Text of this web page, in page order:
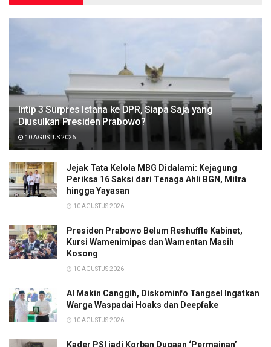
Intip 3 Surpres Istana ke DPR, Siapa Saja yang
Diusulkan Presiden Prabowo?
10 AGUSTUS 2026
Jejak Tata Kelola MBG Didalami: Kejagung
Periksa 16 Saksi dari Tenaga Ahli BGN, Mitra
hingga Yayasan
10 AGUSTUS 2026
Presiden Prabowo Belum Reshuffle Kabinet,
Kursi Wamenimipas dan Wamentan Masih
Kosong
10 AGUSTUS 2026
AI Makin Canggih, Diskominfo Tangsel Ingatkan
Warga Waspadai Hoaks dan Deepfake
10 AGUSTUS 2026
Kader PSI jadi Korban Dugaan ‘Permainan’